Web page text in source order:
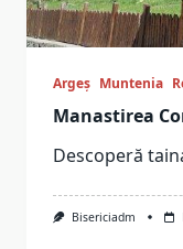
Argeș Muntenia
Manastirea
Descoperă
Bisericiadm